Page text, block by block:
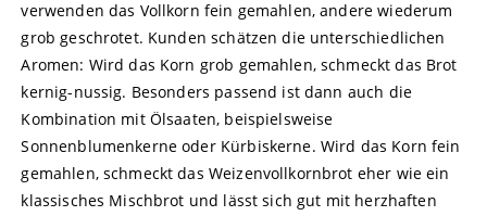
verwenden das Vollkorn fein gemahlen, andere wiederum
grob geschrotet. Kunden schätzen die unterschiedlichen
Aromen: Wird das Korn grob gemahlen, schmeckt das Brot
kernig-nussig. Besonders passend ist dann auch die
Kombination mit Ölsaaten, beispielsweise
Sonnenblumenkerne oder Kürbiskerne. Wird das Korn fein
gemahlen, schmeckt das Weizenvollkornbrot eher wie ein
klassisches Mischbrot und lässt sich gut mit herzhaften